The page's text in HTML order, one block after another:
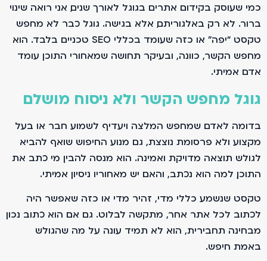
כמי שעוסק בקידום אתרים בגוגל לאורך שנים, אני רואה שינוי
ברור. לא רק באלגוריתם, אלא בגישה. גוגל כבר לא מחפש
טקסט “יפה” או כזה שעומד בכללי SEO טכניים בלבד. הוא
מחפש הקשר, כוונה, ובעיקר תחושה שמאחורי התוכן עומד
אדם אמיתי.
גוגל מחפש הקשר ולא ניסוח מושלם
בדומה לאדם שמחפש המלצה ויעדיף לשמוע חבר או בעל
מקצוע ולא פרסומת נוצצת, גם מנוע החיפוש שואף להביא
לגולש תוצאה מדויקת ואמינה. הוא מנסה להבין מי כתב את
התוכן, למה הוא נכתב, והאם יש מאחוריו ניסיון אמיתי.
טקסט שנשמע כללי מדי, זהיר מדי או כזה שאפשר היה
לכתוב לכל אתר אחר, מתקשה לבלוט. גם אם הוא כתוב נכון
מבחינה תחבירית, הוא לא תמיד עונה על מה שהגולש
באמת חיפש.